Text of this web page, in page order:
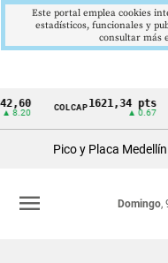
Cintillo
Colombia
COLCAP1621,34 pts
Pico y Placa Medellín
Domingo,
menu
Este portal emplea cookies
estadísticos, funcionales y
consultar más